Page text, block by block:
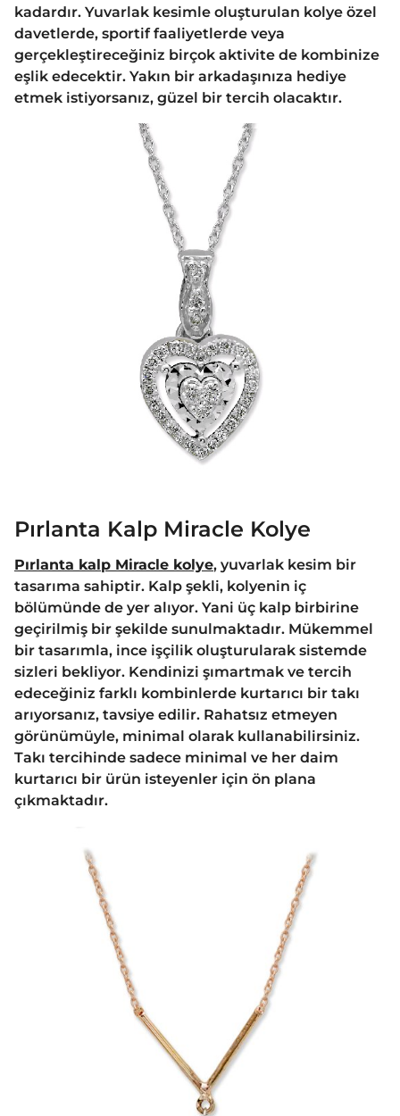
kadardır. Yuvarlak kesimle oluşturulan kolye özel
davetlerde, sportif faaliyetlerde veya
gerçekleştireceğiniz birçok aktivite de kombinize
eşlik edecektir. Yakın bir arkadaşınıza hediye
etmek istiyorsanız, güzel bir tercih olacaktır.
Pırlanta Kalp Miracle Kolye
Pırlanta kalp Miracle kolye, yuvarlak kesim bir
tasarıma sahiptir. Kalp şekli, kolyenin iç
bölümünde de yer alıyor. Yani üç kalp birbirine
geçirilmiş bir şekilde sunulmaktadır. Mükemmel
bir tasarımla, ince işçilik oluşturularak sistemde
sizleri bekliyor. Kendinizi şımartmak ve tercih
edeceğiniz farklı kombinlerde kurtarıcı bir takı
arıyorsanız, tavsiye edilir. Rahatsız etmeyen
görünümüyle, minimal olarak kullanabilirsiniz.
Takı tercihinde sadece minimal ve her daim
kurtarıcı bir ürün isteyenler için ön plana
çıkmaktadır.